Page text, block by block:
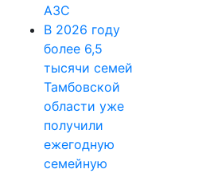
АЗС
В 2026 году
более 6,5
тысячи семей
Тамбовской
области уже
получили
ежегодную
семейную